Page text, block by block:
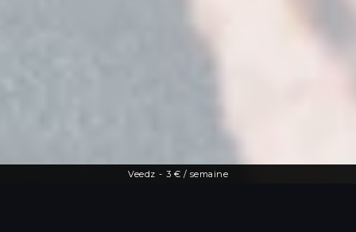
Veedz - 3 € / semaine